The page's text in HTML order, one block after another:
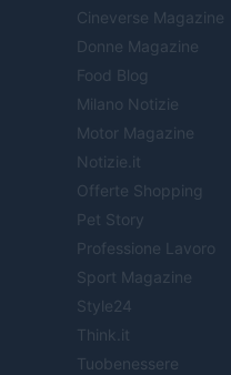
Cineverse Magazine
Donne Magazine
Food Blog
Milano Notizie
Motor Magazine
Notizie.it
Offerte Shopping
Pet Story
Professione Lavoro
Sport Magazine
Style24
Think.it
Tuobenessere